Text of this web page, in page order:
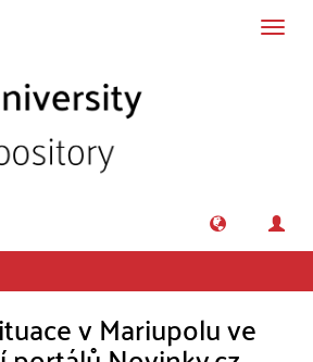
v Mariupolu ve